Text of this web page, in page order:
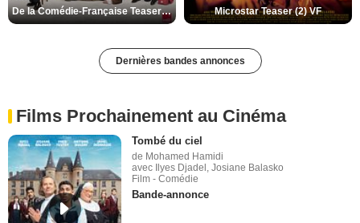
De la Comédie-Française Teaser (3) VF Microstar Teaser (2) VF
Dernières bandes annonces
Films Prochainement au Cinéma
Tombé du ciel
de Mohamed Hamidi
avec Ilyes Djadel, Josiane Balasko
Film - Comédie
Bande-annonce